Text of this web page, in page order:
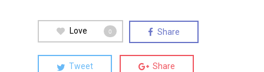
Love 0 Share
Tweet Share